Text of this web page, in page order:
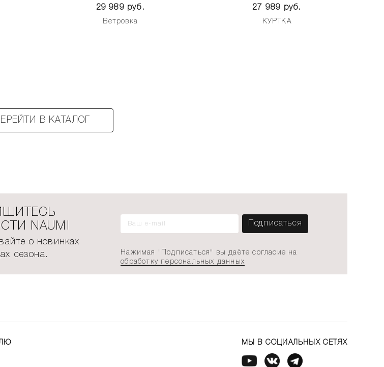
29 989 руб.
Ветровка
27 989 руб.
КУРТКА
В КАТАЛОГ
NAUMI
о новинках
сезона.
Нажимая "Подписаться" вы даёте согласие на
обработку персональных данных
МЫ В СОЦИАЛЬНЫХ СЕТЯХ